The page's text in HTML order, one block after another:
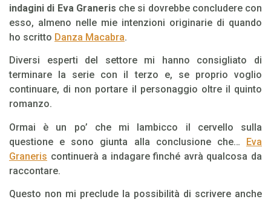
indagini di Eva Graneris che si dovrebbe concludere con
esso, almeno nelle mie intenzioni originarie di quando
ho scritto Danza Macabra.
Diversi esperti del settore mi hanno consigliato di
terminare la serie con il terzo e, se proprio voglio
continuare, di non portare il personaggio oltre il quinto
romanzo.
Ormai è un po’ che mi lambicco il cervello sulla
questione e sono giunta alla conclusione che… Eva
Graneris continuerà a indagare finché avrà qualcosa da
raccontare.
Questo non mi preclude la possibilità di scrivere anche